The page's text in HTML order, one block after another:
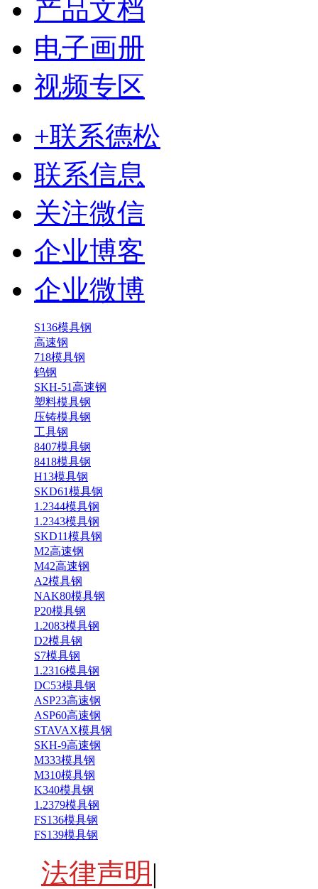
产品文档
电子画册
视频专区
+联系德松
联系信息
关注微信
企业博客
企业微博
S136模具钢
高速钢
718模具钢
钨钢
SKH-51高速钢
塑料模具钢
压铸模具钢
工具钢
8407模具钢
8418模具钢
H13模具钢
SKD61模具钢
1.2344模具钢
1.2343模具钢
SKD11模具钢
M2高速钢
M42高速钢
A2模具钢
NAK80模具钢
P20模具钢
1.2083模具钢
D2模具钢
S7模具钢
1.2316模具钢
DC53模具钢
ASP23高速钢
ASP60高速钢
STAVAX模具钢
SKH-9高速钢
M333模具钢
M310模具钢
K340模具钢
1.2379模具钢
FS136模具钢
FS139模具钢
法律声明 |